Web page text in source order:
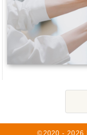
©2020 - 2026